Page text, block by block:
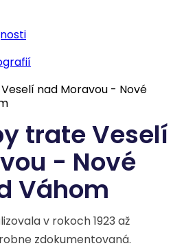
nad Moravou - Nové
trate Veselí
- Nové
Váhom
v rokoch 1923 až
zdokumentovaná.